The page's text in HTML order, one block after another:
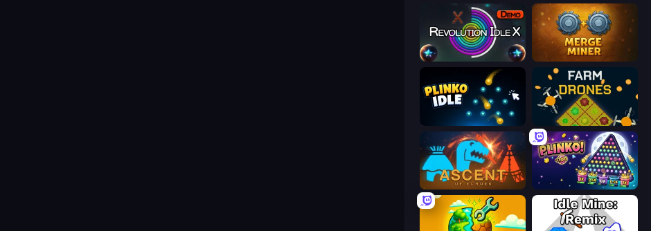
Revolution Idle X Merge Miner
Plinko Idle Farm Drones
Ascent of Echoes PLINKO!